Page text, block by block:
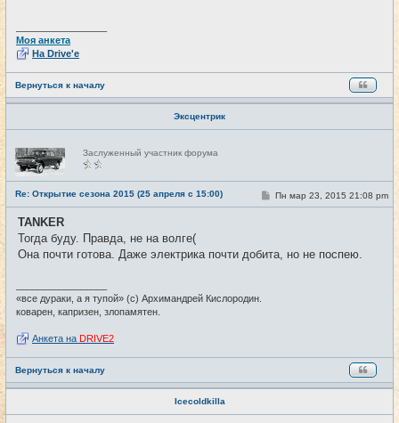
Моя анкета
На Drive'e
Вернуться к началу
Эксцентрик
Н
е
в
е
т
и
Заслуженный участник форума
Re: Открытие сезона 2015 (25 апреля с 15:00) #5
С
о
н
Пн мар 23, 2015 21:08 pm
TANKER
Тогда буду. Правда, не на волге(
Она почти готова. Даже электрика почти добита, но не поспею.
«все дураки, а я тупой» (с) Архимандрей Кислородин.
коварен, капризен, злопамятен.
Анкета на DRIVE2
Вернуться к началу
Icecoldkilla